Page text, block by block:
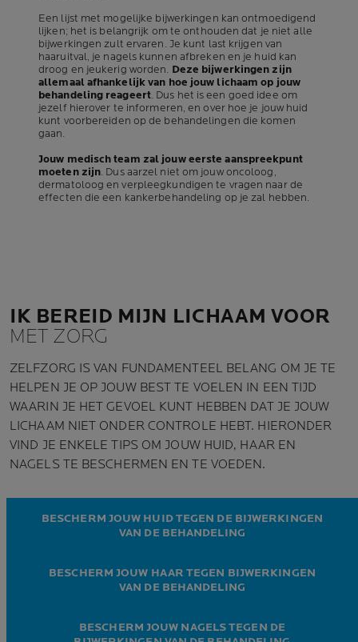
Een lijst met mogelijke bijwerkingen kan ontmoedigend
lijken; het is belangrijk om te onthouden dat je niet alle
bijwerkingen zult ervaren. Je kunt last krijgen van
haaruitval, je nagels kunnen afbreken en je huid kan
droog en jeukerig worden. Deze bijwerkingen zijn
allemaal afhankelijk van hoe jouw lichaam op jouw
behandeling reageert. Dus het is een goed idee om
jezelf hierover te informeren, en over hoe je jouw huid
kunt voorbereiden op de behandelingen die komen
gaan.
Jouw medisch team zal jouw eerste aanspreekpunt
moeten zijn. Dus aarzel niet om jouw oncoloog,
dermatoloog en verpleegkundigen te vragen naar de
effecten die een kankerbehandeling op je zal hebben.
IK BEREID MIJN LICHAAM VOOR
MET ZORG
ZELFZORG IS VAN FUNDAMENTEEL BELANG OM JE TE
HELPEN JE OP JOUW BEST TE VOELEN IN EEN TIJD
WAARIN JE HET GEVOEL KUNT HEBBEN DAT JE JOUW
LICHAAM NIET ONDER CONTROLE HEBT. HIERONDER
VIND JE ENKELE TIPS OM JOUW HUID, HAAR EN
NAGELS TE BESCHERMEN EN TE VOEDEN.
BESCHERM JOUW HUID TEGEN DE BIJWERKINGEN
VAN DE BEHANDELING
BESCHERM JOUW HAAR TEGEN BIJWERKINGEN
VAN DE BEHANDELING
BESCHERM JOUW NAGELS TEGEN DE